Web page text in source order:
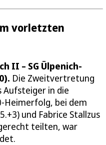
vorletzten
II – SG Ülpenich-
Die Zweitvertretung
Aufsteiger in die
Heimerfolg, bei dem
und Fabrice Stallzus
teilten, war